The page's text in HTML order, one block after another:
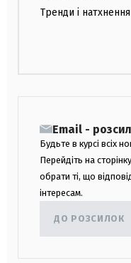
Тренди і натхнення
Email -
Будьте в курсі всіх
Перейдіть на
обрати ті, що
інтересам.
ДО РОЗСИЛОК